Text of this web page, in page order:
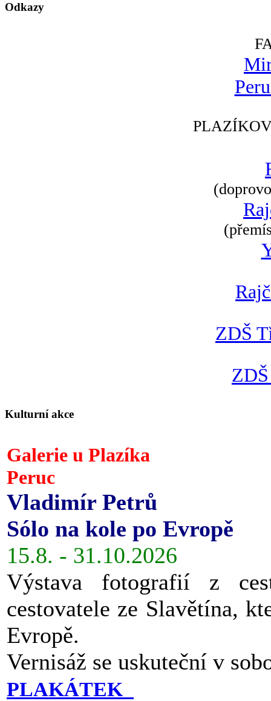
Odkazy
ZDŠ
Kulturní akce
Galerie u Plazíka
Peruc
Vladimír Petrů
Sólo na kole po Evropě
15.8. - 31.10.2026
Výstava fotografií z
cestovatele ze Slavětína,
Evropě.
Vernisáž se uskuteční v
PLAKÁTEK